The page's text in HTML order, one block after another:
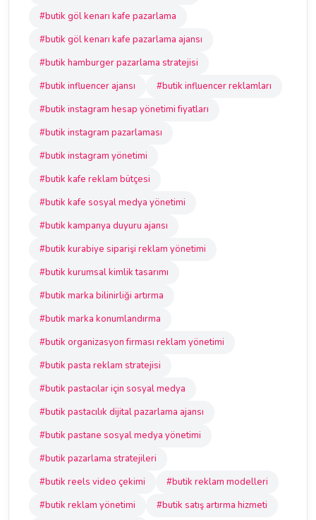
#butik göl kenarı kafe pazarlama
#butik göl kenarı kafe pazarlama ajansı
#butik hamburger pazarlama stratejisi
#butik influencer ajansı
#butik influencer reklamları
#butik instagram hesap yönetimi fiyatları
#butik instagram pazarlaması
#butik instagram yönetimi
#butik kafe reklam bütçesi
#butik kafe sosyal medya yönetimi
#butik kampanya duyuru ajansı
#butik kurabiye siparişi reklam yönetimi
#butik kurumsal kimlik tasarımı
#butik marka bilinirliği artırma
#butik marka konumlandırma
#butik organizasyon firması reklam yönetimi
#butik pasta reklam stratejisi
#butik pastacılar için sosyal medya
#butik pastacılık dijital pazarlama ajansı
#butik pastane sosyal medya yönetimi
#butik pazarlama stratejileri
#butik reels video çekimi
#butik reklam modelleri
#butik reklam yönetimi
#butik satış artırma hizmeti